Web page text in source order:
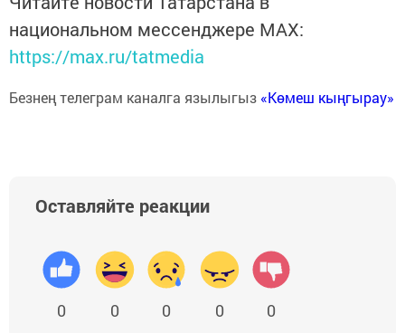
национальном мессенджере MАХ:
https://max.ru/tatmedia
Безнең телеграм каналга язылыгыз «Көмеш кыңгырау»
Оставляйте реакции
0 0 0 0 0